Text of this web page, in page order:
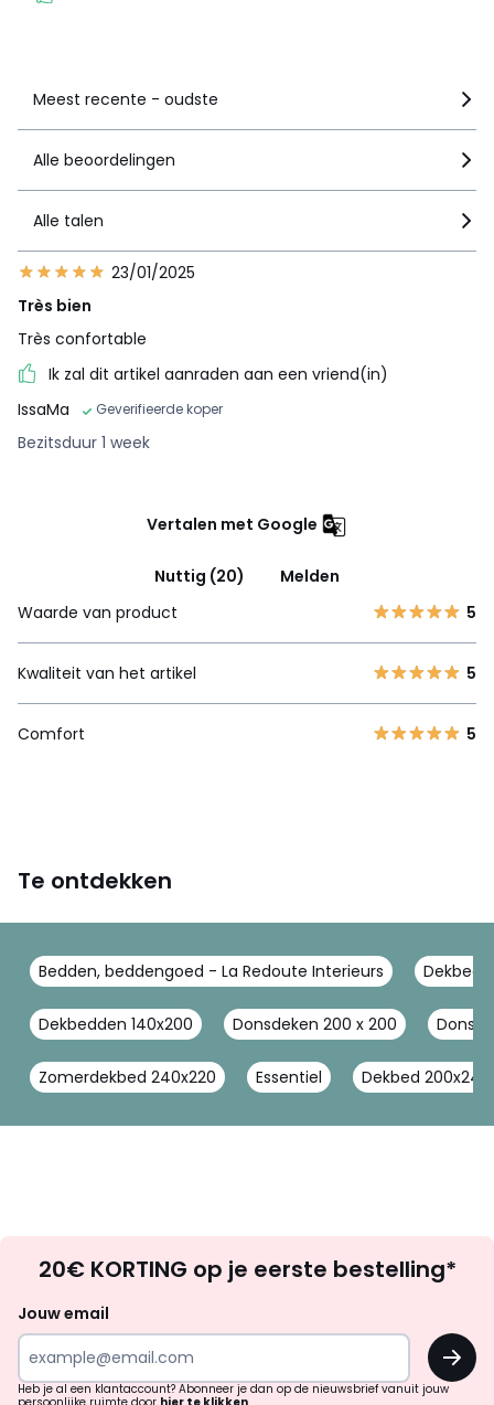
Meest recente - oudste
Alle beoordelingen
Alle talen
23/01/2025
Très bien
Très confortable
Ik zal dit artikel aanraden aan een vriend(in)
IssaMa
Geverifieerde koper
Bezitsduur 1 week
Vertalen met Google
Nuttig (20)
Melden
Waarde van product
5
Kwaliteit van het artikel 5
Comfort 5
Te ontdekken
Bedden, beddengoed - La Redoute Interieurs
Dekbedden 140x200 Donsdeken 200 x 200
Zomerdekbed 240x220 Essentiel Dekbed 200x240
zoek
inspiratie
verrassingen?
20€ KORTING op je eerste bestelling*
Jouw email
OK
Heb je al een klantaccount? Abonneer je dan op de nieuwsbrief vanuit jouw